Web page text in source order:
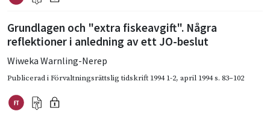
Grundlagen och "extra fiskeavgift". Några
reflektioner i anledning av ett JO-beslut
Wiweka Warnling-Nerep
Publicerad iFörvaltningsrättslig tidskrift 1994 1-2, april 1994s. 83–102